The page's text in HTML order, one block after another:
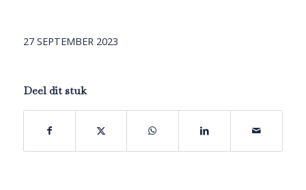
27 SEPTEMBER 2023
Deel dit stuk